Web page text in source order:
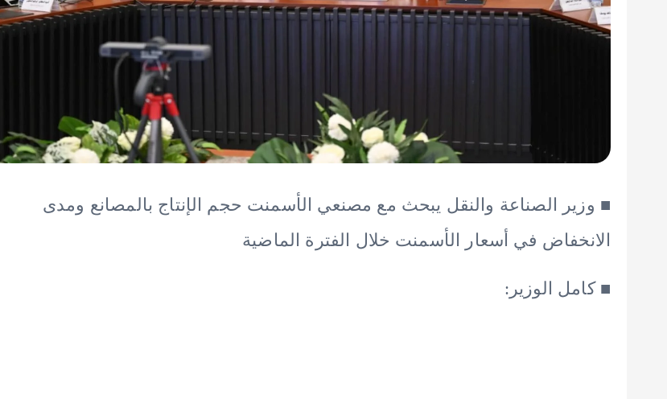
■ وزير الصناعة والنقل يبحث مع مصنعي الأسمنت حجم الإنتاج بالمصانع ومدى
الانخفاض في أسعار الأسمنت خلال الفترة الماضية
■ كامل الوزير: